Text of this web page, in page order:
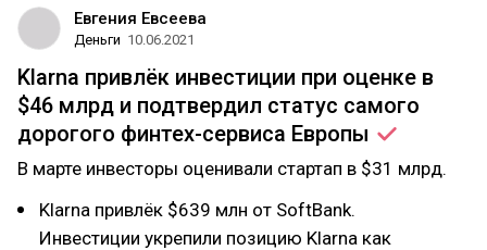
Евгения Евсеева
Деньги 10.06.2021
Klarna привлёк инвестиции при оценке в
$46 млрд и подтвердил статус самого
дорогого финтех-сервиса Европы
В марте инвесторы оценивали стартап в $31 млрд.
Klarna привлёк $639 млн от SoftBank.
Инвестиции укрепили позицию Klarna как